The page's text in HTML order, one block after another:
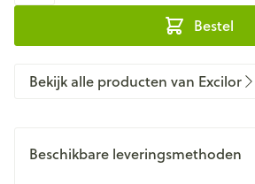
Bestel
Bekijk alle producten van Excilor
Beschikbare leveringsmethoden